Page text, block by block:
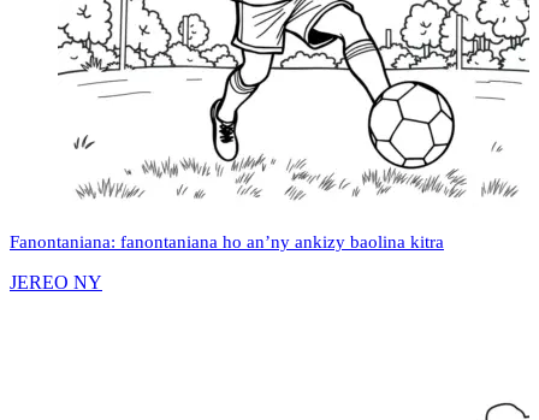
Fanontaniana: fanontaniana ho an’ny ankizy baolina kitra
JEREO NY